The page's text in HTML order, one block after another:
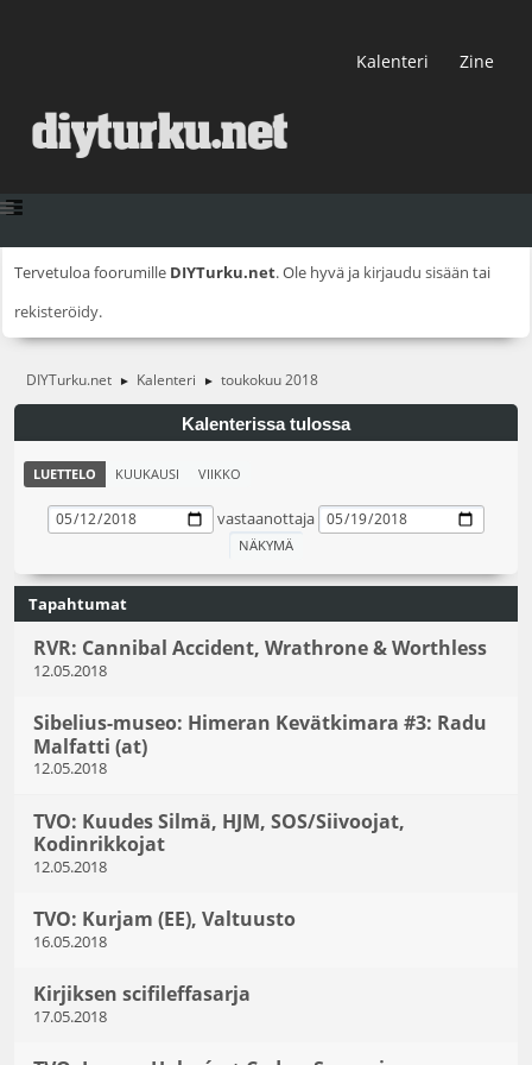
Kalenteri Zine
Tervetuloa foorumille DIYTurku.net. Ole hyvä ja kirjaudu sisään tai
rekisteröidy.
DIYTurku.net ► Kalenteri ► toukokuu 2018
Kalenterissa tulossa
LUETTELO KUUKAUSI VIIKKO
vastaanottaja
Tapahtumat
RVR: Cannibal Accident, Wrathrone & Worthless
12.05.2018
Sibelius-museo: Himeran Kevätkimara #3: Radu
Malfatti (at)
12.05.2018
TVO: Kuudes Silmä, HJM, SOS/Siivoojat,
Kodinrikkojat
12.05.2018
TVO: Kurjam (EE), Valtuusto
16.05.2018
Kirjiksen scifileffasarja
17.05.2018